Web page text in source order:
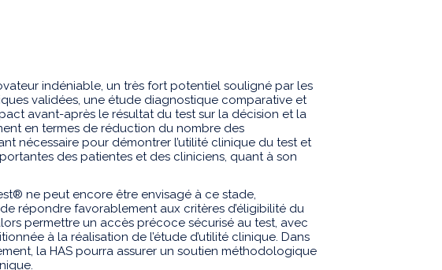
indéniable, un très fort potentiel souligné par les
validées, une étude diagnostique comparative et
avant-après le résultat du test sur la décision et la
en termes de réduction du nombre des
nécessaire pour démontrer l’utilité clinique du test et
des patientes et des cliniciens, quant à son
ne peut encore être envisagé à ce stade,
répondre favorablement aux critères d’éligibilité du
permettre un accès précoce sécurisé au test, avec
à la réalisation de l’étude d’utilité clinique. Dans
la HAS pourra assurer un soutien méthodologique